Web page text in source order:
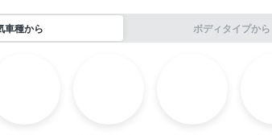
車種から ボディタイプから